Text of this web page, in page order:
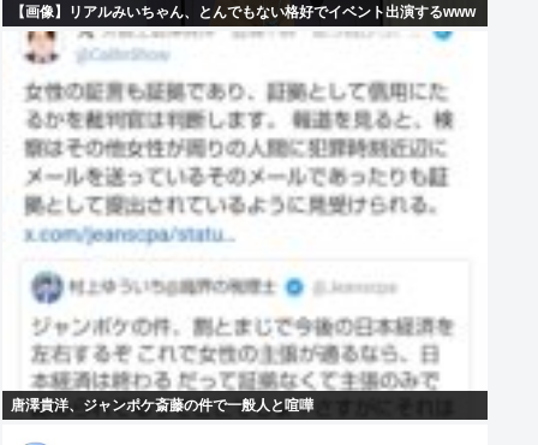
【画像】リアルみいちゃん、とんでもない格好でイベント出演するwww
唐澤貴洋、ジャンポケ斎藤の件で一般人と喧嘩